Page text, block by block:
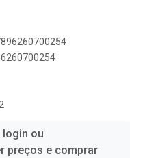
login ou
preços e comprar